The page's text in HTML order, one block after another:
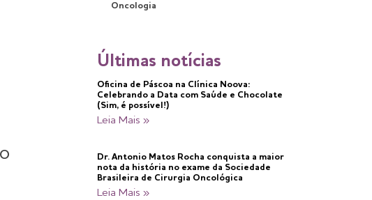
Oncologia
Últimas notícias
Oficina de Páscoa na Clínica Noova:
Celebrando a Data com Saúde e Chocolate
(Sim, é possível!)
Leia Mais »
Dr. Antonio Matos Rocha conquista a maior
nota da história no exame da Sociedade
Brasileira de Cirurgia Oncológica
Leia Mais »